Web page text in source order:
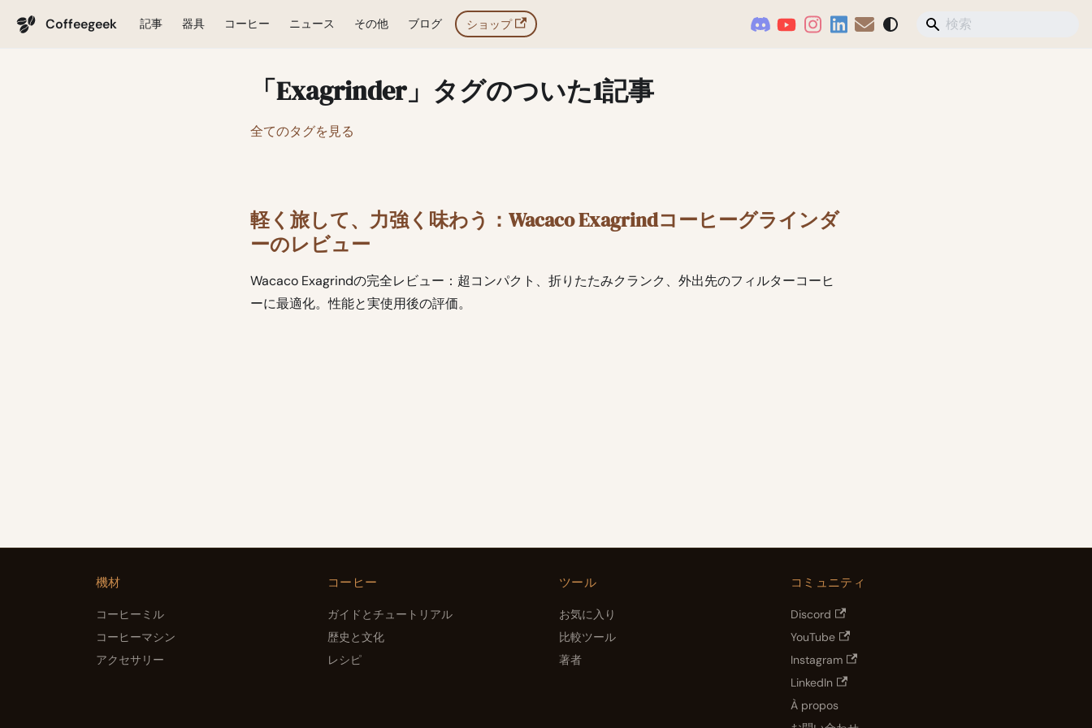
Coffeegeek 記事 器具 コーヒー ニュース その他 ブログ ショップ
「Exagrinder」タグのついた1記事
全てのタグを見る
軽く旅して、力強く味わう：Wacaco Exagrindコーヒーグラインダ
ーのレビュー
Wacaco Exagrindの完全レビュー：超コンパクト、折りたたみクランク、外出先のフィルターコーヒ
ーに最適化。性能と実使用後の評価。
機材
コーヒーミル
コーヒーマシン
アクセサリー
コーヒー
ガイドとチュートリアル
歴史と文化
レシピ
ツール
お気に入り
比較ツール
著者
コミュニティ
Discord
YouTube
Instagram
LinkedIn
À propos